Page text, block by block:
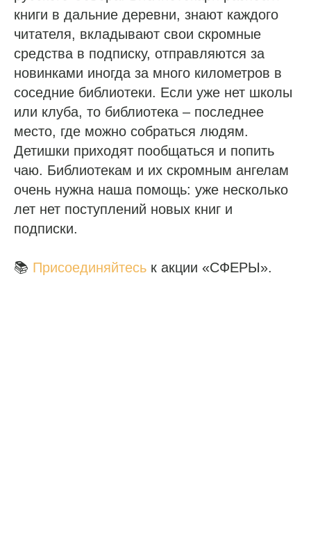
книги в дальние деревни, знают каждого
читателя, вкладывают свои скромные
средства в подписку, отправляются за
новинками иногда за много километров в
соседние библиотеки. Если уже нет школы
или клуба, то библиотека – последнее
место, где можно собраться людям.
Детишки приходят пообщаться и попить
чаю. Библиотекам и их скромным ангелам
очень нужна наша помощь: уже несколько
лет нет поступлений новых книг и
подписки.
📚 Присоединяйтесь к акции «СФЕРЫ».